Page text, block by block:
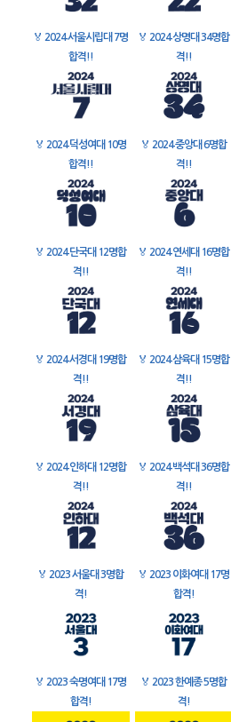
🏅 2024 서울시립대 7명
합격!!
🏅 2024 상명대 34명합
격!!
🏅 2024 덕성여대 10명
합격!!
🏅 2024 중앙대 6명합
격!!
🏅 2024 단국대 12명합
격!!
🏅 2024 연세대 16명합
격!!
🏅 2024 서경대 19명합
격!!
🏅 2024 삼육대 15명합
격!!
🏅 2024 인하대 12명합
격!!
🏅 2024 백석대 36명합
격!!
🏅 2023 서울대 3명합
격!
🏅 2023 이화여대 17명
합격!
🏅 2023 숙명여대 17명
합격!
🏅 2023 한예종 5명합
격!